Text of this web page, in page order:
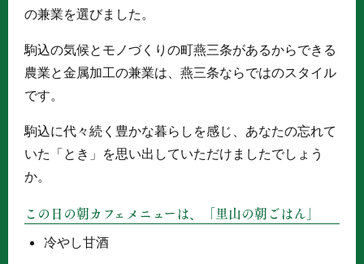
の兼業を選びました。
駒込の気候とモノづくりの町燕三条があるからできる
農業と金属加工の兼業は、燕三条ならではのスタイル
です。
駒込に代々続く豊かな暮らしを感じ、あなたの忘れて
いた「とき」を思い出していただけましたでしょう
か。
この日の朝カフェメニューは、「里山の朝ごはん」
冷やし甘酒